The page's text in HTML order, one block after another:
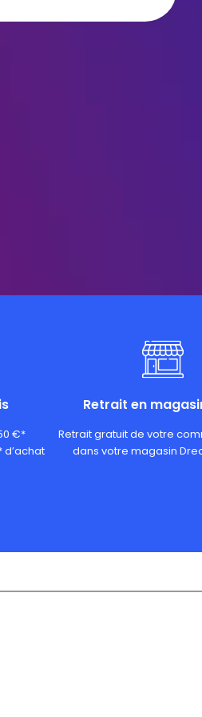
€*
d’achat
Retrait en
Retrait gratuit de votre
dans votre magasin